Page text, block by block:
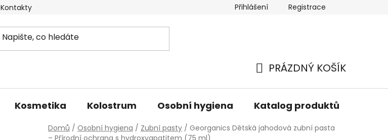
Kontakty Přihlášení Registrace
KOŠÍK
PRÁZDNÝ KOŠÍK
Kosmetika Kolostrum Osobní hygiena Katalog produktů
Domů / Osobní hygiena / Zubní pasty / Georganics Dětská jahodová zubní pasta
– Přírodní ochrana s hydroxyapatitem (75 ml)